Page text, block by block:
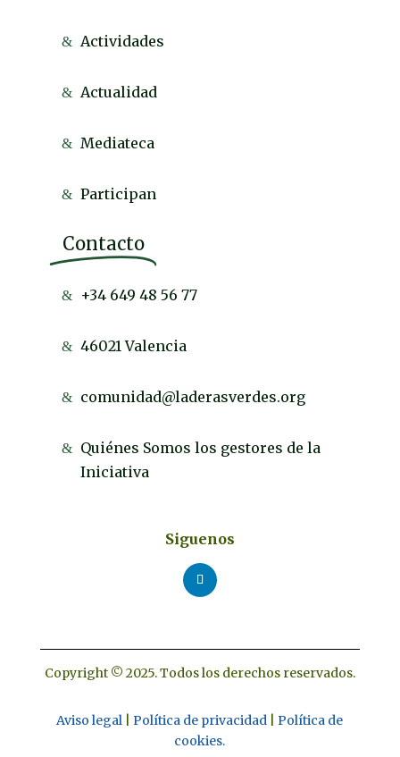
Actividades
Actualidad
Mediateca
Participan
Contacto
+34 649 48 56 77
46021 Valencia
comunidad@laderasverdes.org
Quiénes Somos los gestores de la
Iniciativa
Siguenos
Copyright © 2025. Todos los derechos reservados.
Aviso legal |Política de privacidad
Política de
cookies.